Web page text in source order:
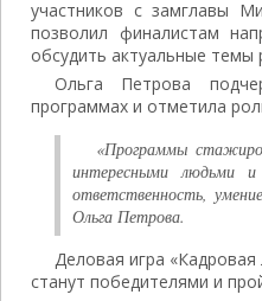
участников с замглавы
позволил финалистам
обсудить актуальные темы
Ольга Петрова
программах и отметила
«Программы
интересными людьми
ответственность,
Ольга Петрова.
Деловая игра
станут победителями и